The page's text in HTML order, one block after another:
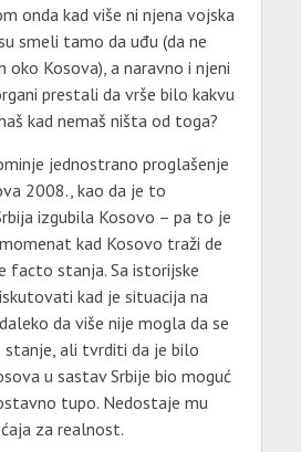
onda kad više ni njena vojska
smeli tamo da uđu (da ne
oko Kosova), a naravno i njeni
prestali da vrše bilo kakvu
kad nemaš ništa od toga?
jednostrano proglašenje
2008., kao da je to
izgubila Kosovo – pa to je
kad Kosovo traži de
facto stanja. Sa istorijske
kad je situacija na
da više nije mogla da se
stanje, ali tvrditi da je bilo
u sastav Srbije bio moguć
tupo. Nedostaje mu
za realnost.